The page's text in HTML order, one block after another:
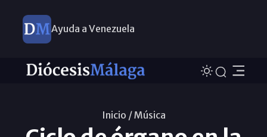
Ayuda a Venezuela
Inicio /Música